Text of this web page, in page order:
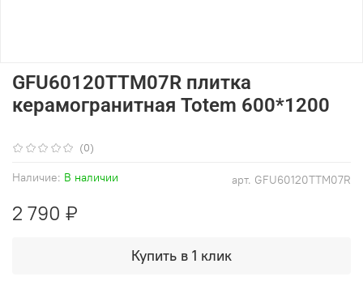
(0)
арт. GFU60120TTM07R
Наличие: В наличии
GFU60120TTM07R плитка
керамогранитная Totem 600*1200
2 790 ₽
Купить в 1 клик